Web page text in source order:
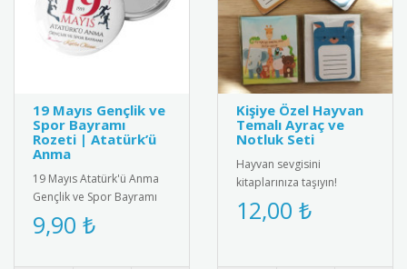
19 Mayıs Gençlik ve
Spor Bayramı
Rozeti | Atatürk’ü
Anma
19 Mayıs Atatürk'ü Anma
Gençlik ve Spor Bayramı
için özel tasarlanmış
kaliteli metal rozet. Türk
9,90 ₺
Kişiye Özel Hayvan
Temalı Ayraç ve
Notluk Seti
Hayvan sevgisini
kitaplarınıza taşıyın!
Sevimli hayvan figürleriyle
tasarlanmış bu ayraç ve
12,00 ₺